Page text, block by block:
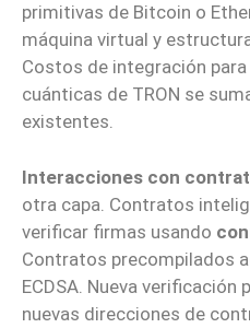
primitivas de Bitcoin o
máquina virtual y
Costos de integración
cuánticas de TRON se
existentes.
Interacciones con
otra capa. Contratos
verificar firmas usando
Contratos precompilados
ECDSA. Nueva
nuevas direcciones de